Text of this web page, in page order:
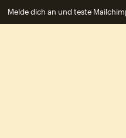
Melde dich an und teste